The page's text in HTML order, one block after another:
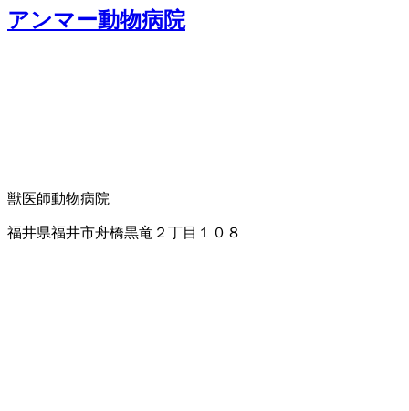
アンマー動物病院
獣医師動物病院
福井県福井市舟橋黒竜２丁目１０８